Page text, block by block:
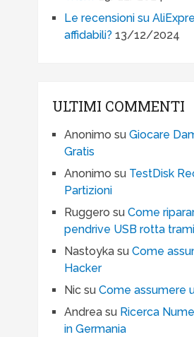
Le recensioni su
affidabili? 13/12/2024
ULTIMI COMMENTI
Anonimo su Giocare
Gratis
Anonimo su TestDisk
Partizioni
Ruggero su Come
pendrive USB rotta
Nastoykasu Come
Hacker
Nicsu Come assumere
Andreasu Ricerca
in Germania